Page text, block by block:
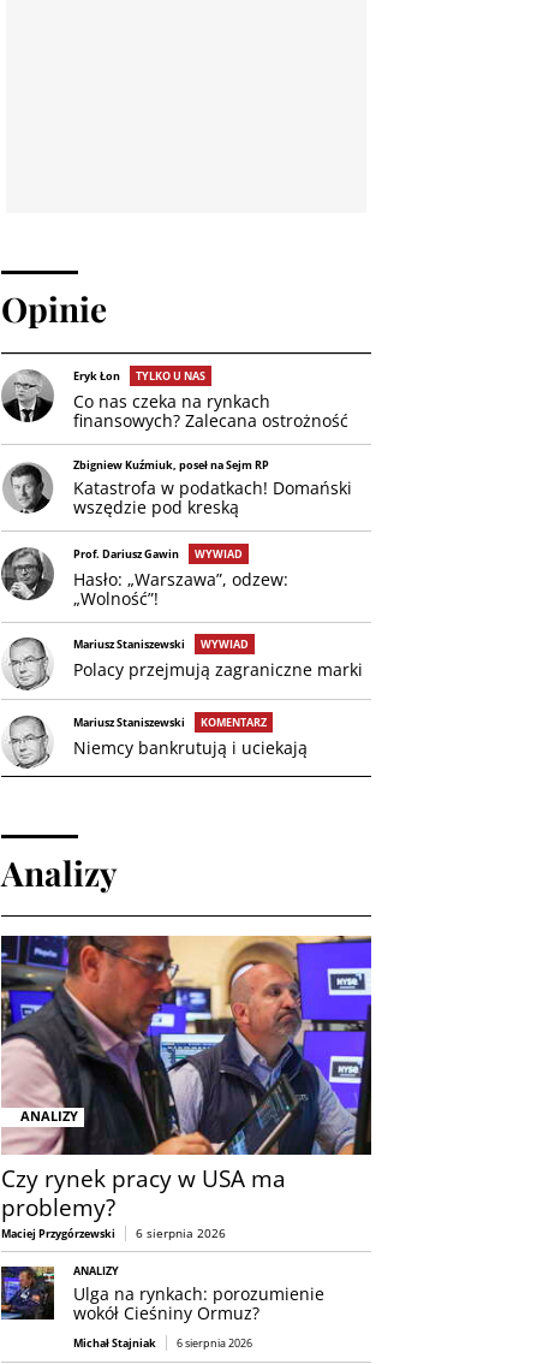
Opinie
Eryk Łon TYLKO U NAS
Co nas czeka na rynkach
finansowych? Zalecana ostrożność
Zbigniew Kuźmiuk, poseł na Sejm RP
Katastrofa w podatkach! Domański
wszędzie pod kreską
Prof. Dariusz Gawin WYWIAD
Hasło: „Warszawa”, odzew:
„Wolność”!
Mariusz Staniszewski WYWIAD
Polacy przejmują zagraniczne marki
Mariusz Staniszewski KOMENTARZ
Niemcy bankrutują i uciekają
Analizy
ANALIZY
Czy rynek pracy w USA ma
problemy?
Maciej Przygórzewski 6 sierpnia 2026
ANALIZY
Ulga na rynkach: porozumienie
wokół Cieśniny Ormuz?
Michał Stajniak 6 sierpnia 2026